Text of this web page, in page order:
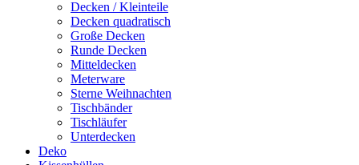
Decken / Kleinteile
Decken quadratisch
Große Decken
Runde Decken
Mitteldecken
Meterware
Sterne Weihnachten
Tischbänder
Tischläufer
Unterdecken
Deko